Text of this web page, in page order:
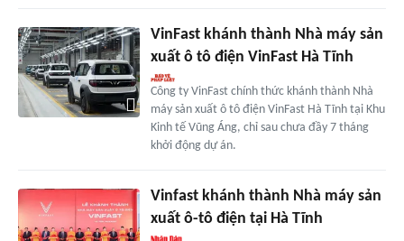
VinFast khánh thành Nhà máy sản
xuất ô tô điện VinFast Hà Tĩnh
Công ty VinFast chính thức khánh thành Nhà
máy sản xuất ô tô điện VinFast Hà Tĩnh tại Khu
Kinh tế Vũng Áng, chỉ sau chưa đầy 7 tháng
khởi động dự án.
Vinfast khánh thành Nhà máy sản
xuất ô-tô điện tại Hà Tĩnh